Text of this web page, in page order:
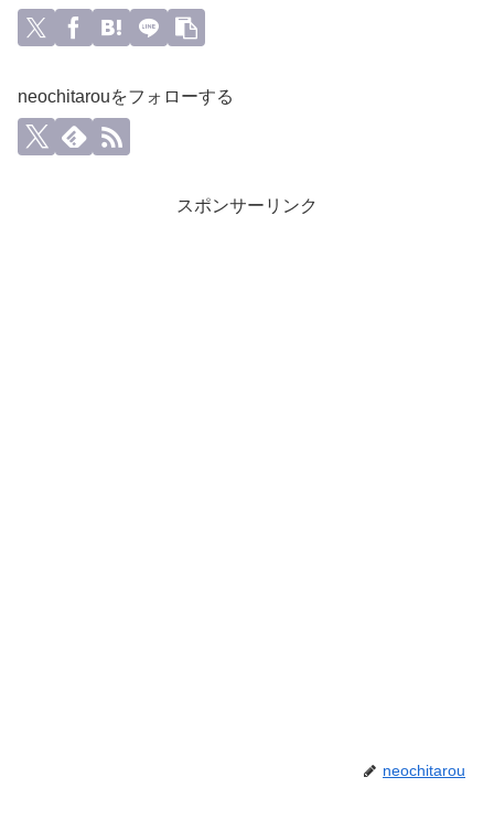
neochitarouをフォローする
スポンサーリンク
neochitarou